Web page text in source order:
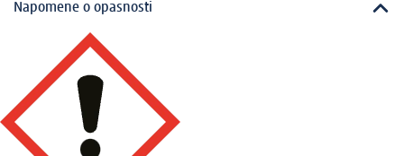
Napomene o opasnosti